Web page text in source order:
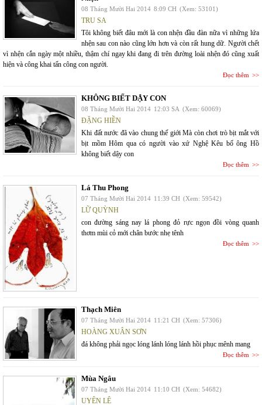
08 Tháng Mười Hai 2014 8:09 CH (Xem: 53101)
TRU SA
Tôi không biết đâu mới là con nhện đầu đàn nữa vì những lứa
nhện sau con nào cũng lớn hơn và còn rất hung dữ. Người chết
vì nhện cắn ngày một nhiều, thậm chí ngay khi đang đi trên đường loài nhện đó cũng xuất
hiện và công khai tấn công con người.
Đọc thêm
KHÔNG BIẾT DẬY CON
08 Tháng Mười Hai 2014 12:03 SA (Xem: 60069)
ĐẶNG HIỀN
Khi đất nước đã vào chung thế giới Mà còn chơi trò bịt mắt với
bịt mồm Hôm qua có người vào xứ Nghệ Kêu bố ông Hồ
không biết dậy con
Đọc thêm
Lá Thu Phong
07 Tháng Mười Hai 2014 11:39 CH (Xem: 59542)
LỮ QUỲNH
con đường sáng nay lá phong đỏ rực ngọn đồi vòng quanh
thơm mùi cỏ mới chân bước nhẹ tênh
Đọc thêm
Thạch Miên
07 Tháng Mười Hai 2014 11:21 CH (Xem: 57306)
HOÀNG XUÂN SƠN
đá không phải ngọc lóng lánh lóng lánh hồi phục mênh mang
Đọc thêm
Mùa Ngâu
07 Tháng Mười Hai 2014 11:10 CH (Xem: 54682)
UYÊN LÊ